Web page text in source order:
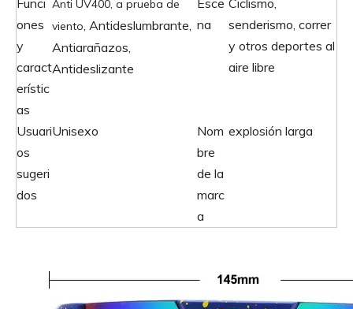
ones
y
caract
erístic
as
Anti UV400, a prueba de
viento , Antideslumbrante,
Antiarañazos,
Antideslizante
na
senderismo, correr
y otros deportes al
aire libre
Usuari
os
sugeri
dos
Unisexo
Nom
bre
de la
marc
a
explosión larga